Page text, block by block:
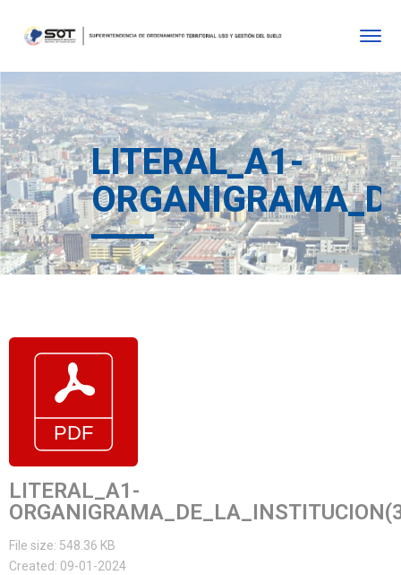
LITERAL_A1-
LITERAL_A1-
File size: 548.36 KB
Created: 09-01-2024